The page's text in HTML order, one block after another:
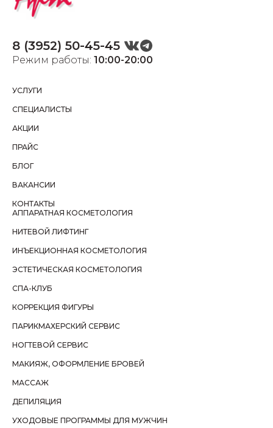
Режим работы: 10:00-20:00
8 (3952) 50-45-45
УСЛУГИ
СПЕЦИАЛИСТЫ
АКЦИИ
ПРАЙС
БЛОГ
ВАКАНСИИ
КОНТАКТЫ
АППАРАТНАЯ КОСМЕТОЛОГИЯ
НИТЕВОЙ ЛИФТИНГ
ИНЪЕКЦИОННАЯ КОСМЕТОЛОГИЯ
ЭСТЕТИЧЕСКАЯ КОСМЕТОЛОГИЯ
СПА-КЛУБ
КОРРЕКЦИЯ ФИГУРЫ
ПАРИКМАХЕРСКИЙ СЕРВИС
НОГТЕВОЙ СЕРВИС
МАКИЯЖ, ОФОРМЛЕНИЕ БРОВЕЙ
МАССАЖ
ДЕПИЛЯЦИЯ
УХОДОВЫЕ ПРОГРАММЫ ДЛЯ МУЖЧИН